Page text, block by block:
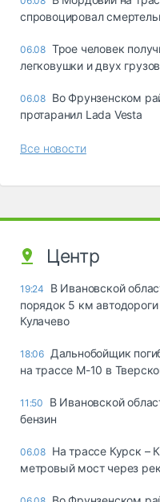
спровоцировал
06.08 Трое человек
легковушки и двух
06.08 Во Фрунзенском
протаранил Lada Vesta
Все новости
Центр
19:24
В Ивановской
порядок 5 км
Кулачево
18:06 Дальнобойщик
на трассе М-10 в
11:50
В Ивановской
бензин
06.08 На трассе Курск –
метровый мост через